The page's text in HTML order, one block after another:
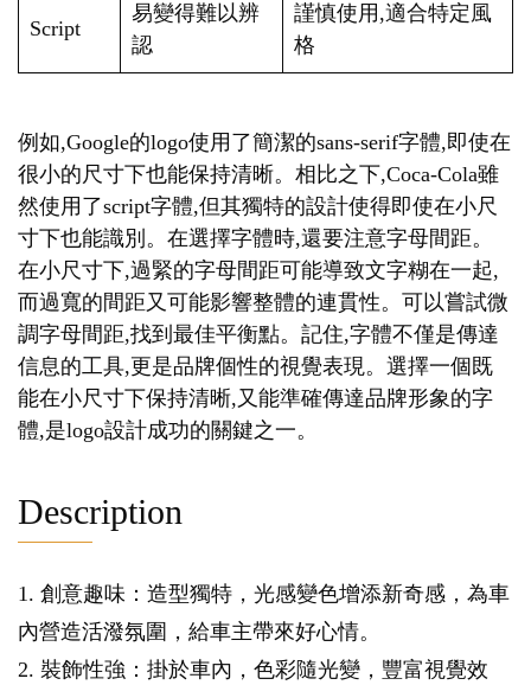
Script
易變得難以辨
認
謹慎使用,適合特定風
格
例如,Google的logo使用了簡潔的sans-serif字體,即使在
很小的尺寸下也能保持清晰。相比之下,Coca-Cola雖
然使用了script字體,但其獨特的設計使得即使在小尺
寸下也能識別。在選擇字體時,還要注意字母間距。
在小尺寸下,過緊的字母間距可能導致文字糊在一起,
而過寬的間距又可能影響整體的連貫性。可以嘗試微
調字母間距,找到最佳平衡點。記住,字體不僅是傳達
信息的工具,更是品牌個性的視覺表現。選擇一個既
能在小尺寸下保持清晰,又能準確傳達品牌形象的字
體,是logo設計成功的關鍵之一。
Description
1. 創意趣味：造型獨特，光感變色增添新奇感，為車
內營造活潑氛圍，給車主帶來好心情。
2. 裝飾性強：掛於車內，色彩隨光變，豐富視覺效